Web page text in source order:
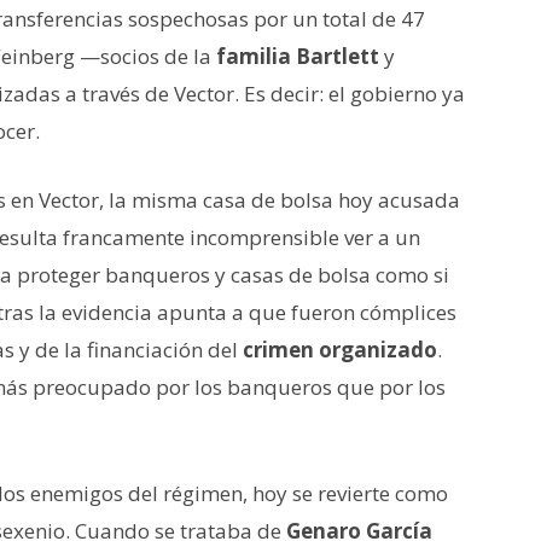
sospechosas por un total de 47
—socios de la familia Bartlett y
a través de Vector. Es decir: el gobierno ya
Vector, la misma casa de bolsa hoy acusada
francamente incomprensible ver a un
proteger banqueros y casas de bolsa como si
la evidencia apunta a que fueron cómplices
y de la financiación del crimen organizado.
preocupado por los banqueros que por los
enemigos del régimen, hoy se revierte como
Cuando se trataba de Genaro García